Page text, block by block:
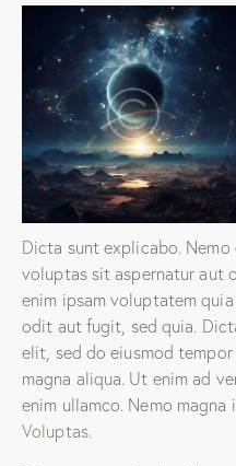
Dicta sunt explicabo.
voluptas sit aspernatur aut
enim ipsam voluptatem
odit aut fugit, sed quia.
elit, sed do eiusmod
magna aliqua. Ut enim ad
enim ullamco. Nemo magna
Voluptas.